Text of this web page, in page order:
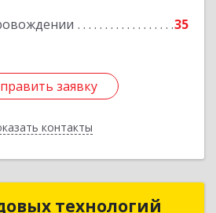
35
заявку
контакты
заявку
Назад
технологий
технологий